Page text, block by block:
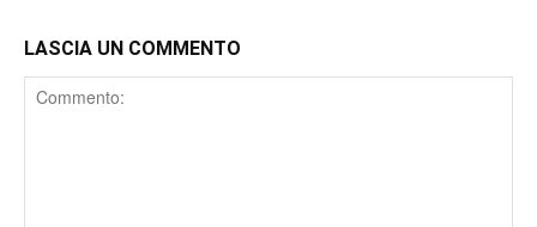
LASCIA UN COMMENTO
Comment